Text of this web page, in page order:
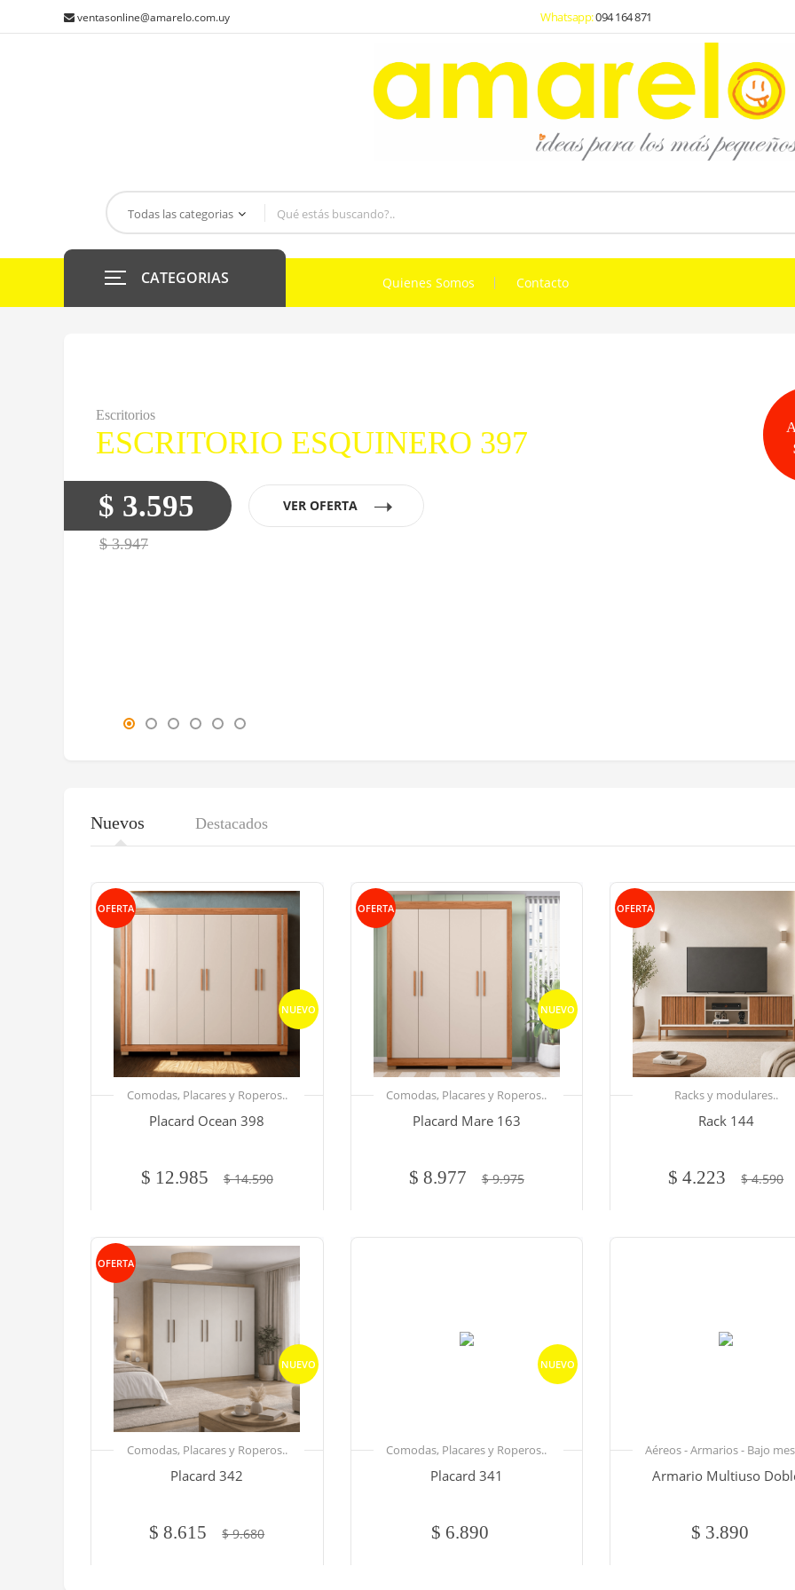
ventasonline@amarelo.com.uy Whatsapp:094 164 871
CATEGORIAS Quienes Somos Contacto
Escritorios
ESCRITORIO ESQUINERO 397
$ 3.595 VER OFERTA
$ 3.950
Nuevos Destacados
OFERTA
NUEVO
Comodas, Placares y Roperos..
Placard Ocean 398
$ 12.985 $ 14.590
OFERTA
NUEVO
Comodas, Placares y Roperos..
Placard Mare 163
$ 8.977 $ 9.975
OFERTA
Racks y modulares..
Rack 144
$ 4.223 $ 4.590
OFERTA
NUEVO
Comodas, Placares y Roperos..
Placard 342
$ 8.615 $ 9.680
NUEVO
Comodas, Placares y Roperos..
Placard 341
$ 6.890
Aéreos - Armarios - Bajo
Armario Multiuso
$ 3.890